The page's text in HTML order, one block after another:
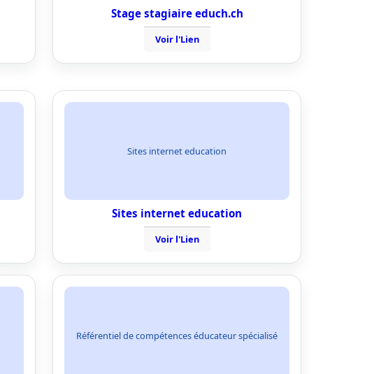
Stage stagiaire educh.ch
Voir l'Lien
Sites internet education
Sites internet education
Voir l'Lien
Référentiel de compétences éducateur spécialisé